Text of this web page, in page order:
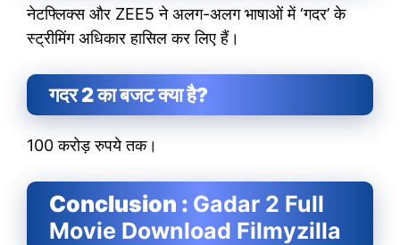
नेटफ्लिक्स और ZEE5 ने अलग-अलग भाषाओं में ‘गदर’ के
स्ट्रीमिंग अधिकार हासिल कर लिए हैं।
गदर 2 का बजट क्या है?
100 करोड़ रुपये तक।
Conclusion : Gadar 2 Full
Movie Download Filmyzilla